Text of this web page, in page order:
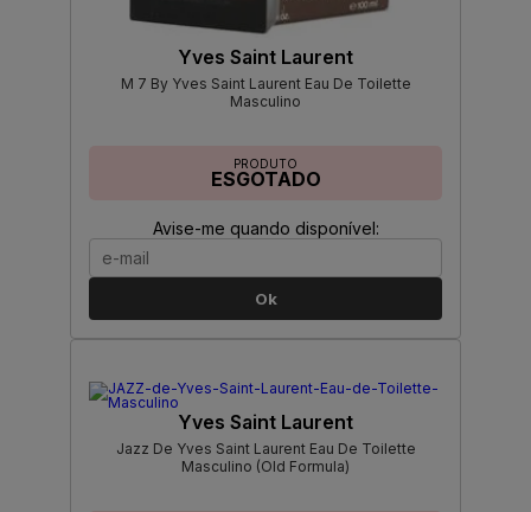
Yves Saint Laurent
M 7 By Yves Saint Laurent Eau De Toilette
Masculino
PRODUTO
ESGOTADO
Avise-me quando disponível:
Ok
Yves Saint Laurent
Jazz De Yves Saint Laurent Eau De Toilette
Masculino (Old Formula)